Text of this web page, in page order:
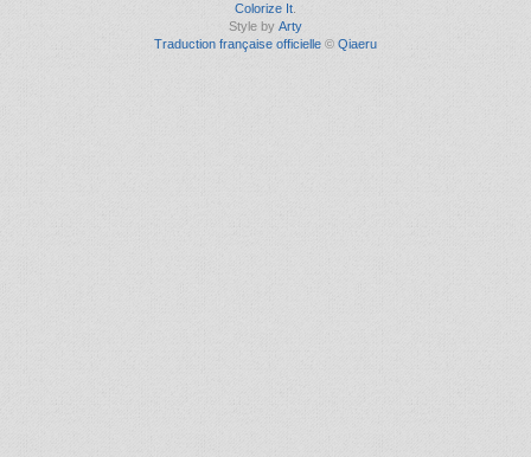
Colorize It
Style by Arty
Traduction française officielle © Qiaeru